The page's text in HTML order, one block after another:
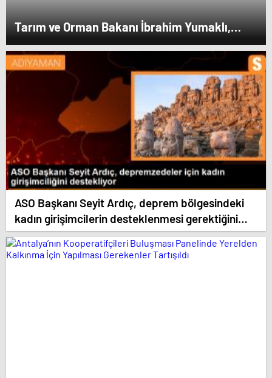
Tarım ve Orman Bakanı İbrahim Yumaklı,
Ramazan denetimlerini sıklaştırdıklarını
açıkladı
ASO Başkanı Seyit Ardıç, deprem bölgesindeki
kadın girişimcilerin desteklenmesi gerektiğini
vurguladı